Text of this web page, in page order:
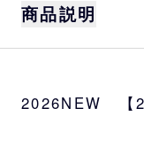
商品説明
ャック付きのポ
2026NEW 【